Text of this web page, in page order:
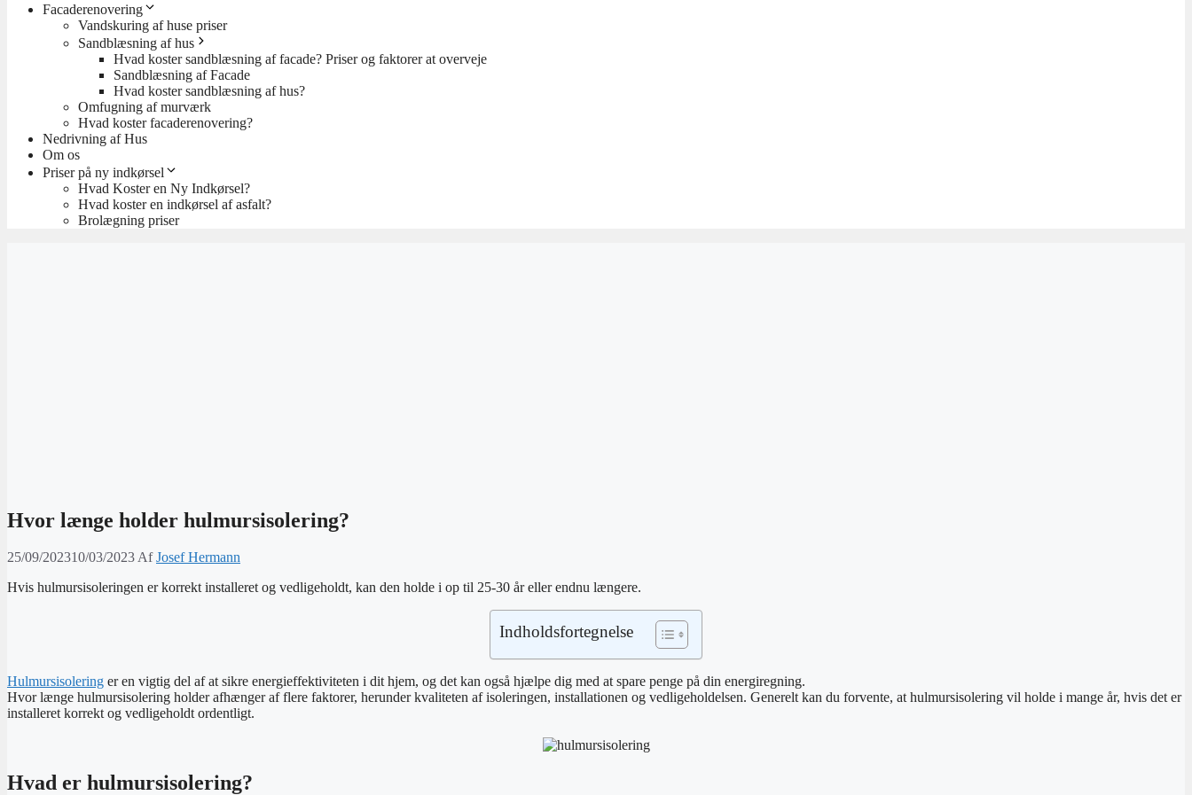
Facaderenovering
Vandskuring af huse priser
Sandblæsning af hus
Hvad koster sandblæsning af facade? Priser og faktorer at overveje
Sandblæsning af Facade
Hvad koster sandblæsning af hus?
Omfugning af murværk
Hvad koster facaderenovering?
Nedrivning af Hus
Om os
Priser på ny indkørsel
Hvad Koster en Ny Indkørsel?
Hvad koster en indkørsel af asfalt?
Brolægning priser
Hvor længe holder hulmursisolering?
25/09/202310/03/2023AfJosef Hermann
Hvis hulmursisoleringen er korrekt installeret og vedligeholdt, kan den holde i op til 25-30 år eller endnu længere.
Indholdsfortegnelse
Hulmursisolering er en vigtig del af at sikre energieffektiviteten i dit hjem, og det kan også hjælpe dig med at spare penge på din energiregning.
Hvor længe hulmursisolering holder afhænger af flere faktorer, herunder kvaliteten af ​​isoleringen, installationen og vedligeholdelsen. Generelt kan du forvente, at hulmursisolering vil holde i mange år, hvis det er
installeret korrekt og vedligeholdt ordentligt.
Hvad er hulmursisolering?